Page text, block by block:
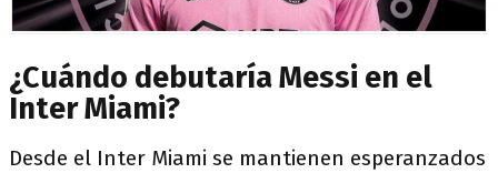
¿Cuándo debutaría Messi en el
Inter Miami?
Desde el Inter Miami se mantienen esperanzados